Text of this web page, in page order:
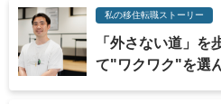
私の移住転職ストーリー
「外さない道」を
て"ワクワク"を選